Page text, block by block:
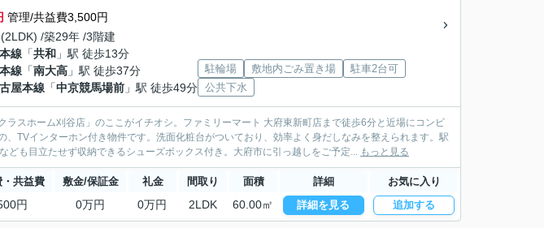
管理/共益費3,500円
/築29年 /3階建
線 「共和 」駅 徒歩13分
線 「南大高 」駅 徒歩37分
屋本線 「中京競馬場前 」駅 徒歩49分
駐輪場 敷地内ごみ置き場
駐車2台可
公共下水
スホーム刈谷店」のここがイチオシ。ファミリーマート 大府東新町店まで徒歩6分と近場にコンビ
、TVインターホン付き物件です。洗面化粧台がついており、効率よく身だしなみを整えられます。駅
ども目立たせず収納できるシューズボックス付き。大府市に引っ越しをご予定... もっと見る
共益費 敷金/保証金 礼金 間取り 面積 詳細 お気に入り
円 0万円 0万円 2LDK 60.00㎡ 詳細を見る 追加する